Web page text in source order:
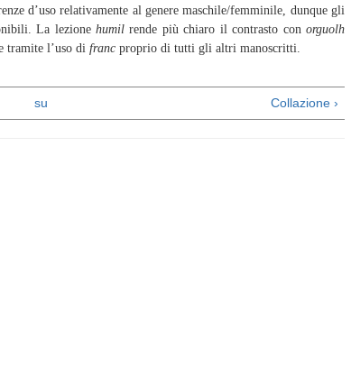
d’uso relativamente al genere maschile/femminile, dunque gli
La lezionehumil rende più chiaro il contrasto conorguolh
tramite l’uso difranc proprio di tutti gli altri manoscritti.
su Collazione ›